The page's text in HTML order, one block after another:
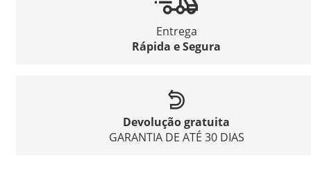
Entrega
Rápida e Segura
Devolução gratuita
GARANTIA DE ATÉ 30 DIAS